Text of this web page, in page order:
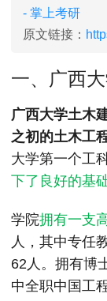
院校库 考试报
MPAcc会计专硕
院校库 考试
考试真题
报
MTA旅游管理
院校库 考试
考试真题
报
- 掌上考研
原文链接：
一、广西
广西大学土木
之初的土木工
大学第一个工
下了良好的基
学院拥有一支
人，其中专任
62人。拥有博
中全职中国工